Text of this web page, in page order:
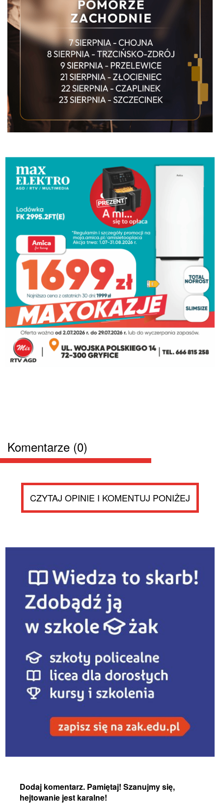
Komentarze (0)
CZYTAJ OPINIE I KOMENTUJ PONIŻEJ
Dodaj komentarz. Pamiętaj! Szanujmy się,
hejtowanie jest karalne!